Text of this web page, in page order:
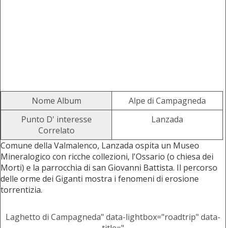
Nome Album
Alpe di Campagneda
Punto D' interesse
Correlato
Lanzada
Comune della Valmalenco, Lanzada ospita un Museo
Mineralogico con ricche collezioni, l'Ossario (o chiesa dei
Morti) e la parrocchia di san Giovanni Battista. Il percorso
delle orme dei Giganti mostra i fenomeni di erosione
torrentizia.
Laghetto di Campagneda" data-lightbox="roadtrip" data-